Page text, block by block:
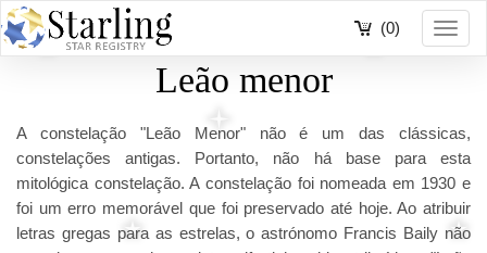
(0)
Leão menor
A constelação "Leão Menor" não é um das clássicas,
constelações antigas. Portanto, não há base para esta
mitológica constelação. A constelação foi nomeada em 1930 e
foi um erro memorável que foi preservado até hoje. Ao atribuir
letras gregas para as estrelas, o astrónomo Francis Baily não